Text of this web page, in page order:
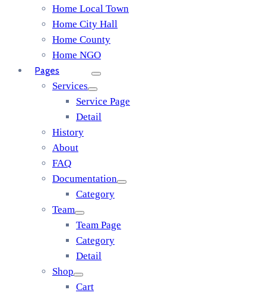
Home Local Town
Home City Hall
Home County
Home NGO
Pages
Services
Service Page
Detail
History
About
FAQ
Documentation
Category
Team
Team Page
Category
Detail
Shop
Cart